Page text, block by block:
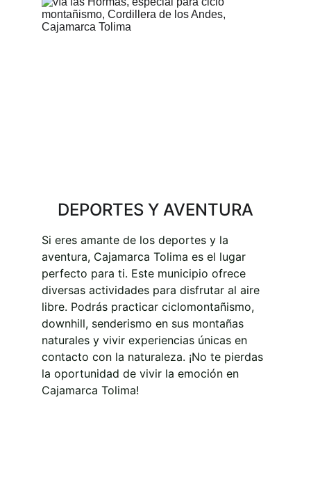
DEPORTES Y AVENTURA
Si eres amante de los deportes y la
aventura, Cajamarca Tolima es el lugar
perfecto para ti. Este municipio ofrece
diversas actividades para disfrutar al aire
libre. Podrás practicar ciclomontañismo,
downhill, senderismo en sus montañas
naturales y vivir experiencias únicas en
contacto con la naturaleza. ¡No te pierdas
la oportunidad de vivir la emoción en
Cajamarca Tolima!